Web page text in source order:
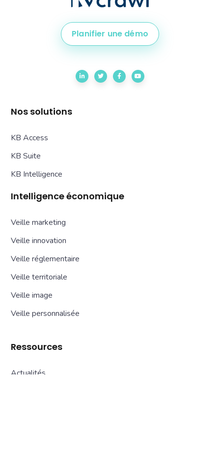
Planifier une démo
Nos solutions
KB Access
KB Suite
KB Intelligence
Intelligence économique
Veille marketing
Veille innovation
Veille réglementaire
Veille territoriale
Veille image
Veille personnalisée
Ressources
Actualités